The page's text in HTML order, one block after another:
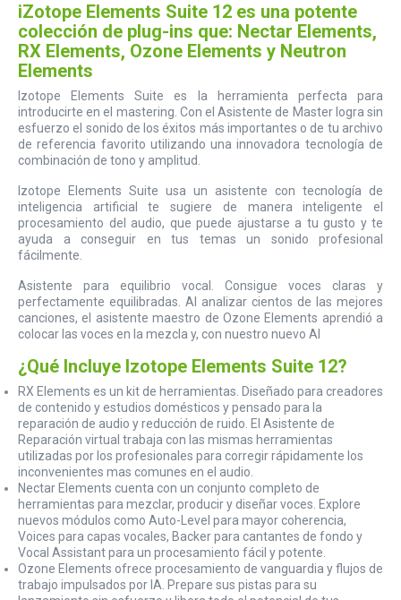
iZotope Elements Suite 12 es una potente
colección de plug-ins que: Nectar Elements,
RX Elements, Ozone Elements y Neutron
Elements
Izotope Elements Suite es la herramienta perfecta para
introducirte en el mastering. Con el Asistente de Master logra sin
esfuerzo el sonido de los éxitos más importantes o de tu archivo
de referencia favorito utilizando una innovadora tecnología de
combinación de tono y amplitud.
Izotope Elements Suite usa un asistente con tecnología de
inteligencia artificial te sugiere de manera inteligente el
procesamiento del audio, que puede ajustarse a tu gusto y te
ayuda a conseguir en tus temas un sonido profesional
fácilmente.
Asistente para equilibrio vocal. Consigue voces claras y
perfectamente equilibradas. Al analizar cientos de las mejores
canciones, el asistente maestro de Ozone Elements aprendió a
colocar las voces en la mezcla y, con nuestro nuevo AI
¿Qué Incluye Izotope Elements Suite 12?
RX Elements es un kit de herramientas. Diseñado para creadores
de contenido y estudios domésticos y pensado para la
reparación de audio y reducción de ruido. El Asistente de
Reparación virtual trabaja con las mismas herramientas
utilizadas por los profesionales para corregir rápidamente los
inconvenientes mas comunes en el audio.
Nectar Elements cuenta con un conjunto completo de
herramientas para mezclar, producir y diseñar voces. Explore
nuevos módulos como Auto-Level para mayor coherencia,
Voices para capas vocales, Backer para cantantes de fondo y
Vocal Assistant para un procesamiento fácil y potente.
Ozone Elements ofrece procesamiento de vanguardia y flujos de
trabajo impulsados ​​por IA. Prepare sus pistas para su